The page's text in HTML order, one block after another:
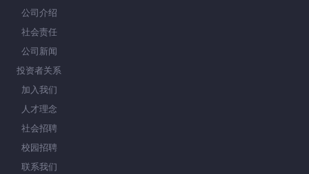
公司介绍
社会责任
公司新闻
投资者关系
加入我们
人才理念
社会招聘
校园招聘
联系我们